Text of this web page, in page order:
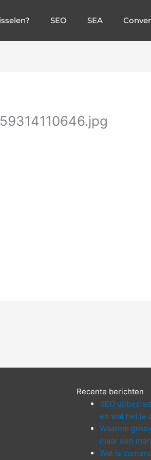
SEO SEA
Recente berichten
SEO
en wat het je
Waarom
maar een
Wat is